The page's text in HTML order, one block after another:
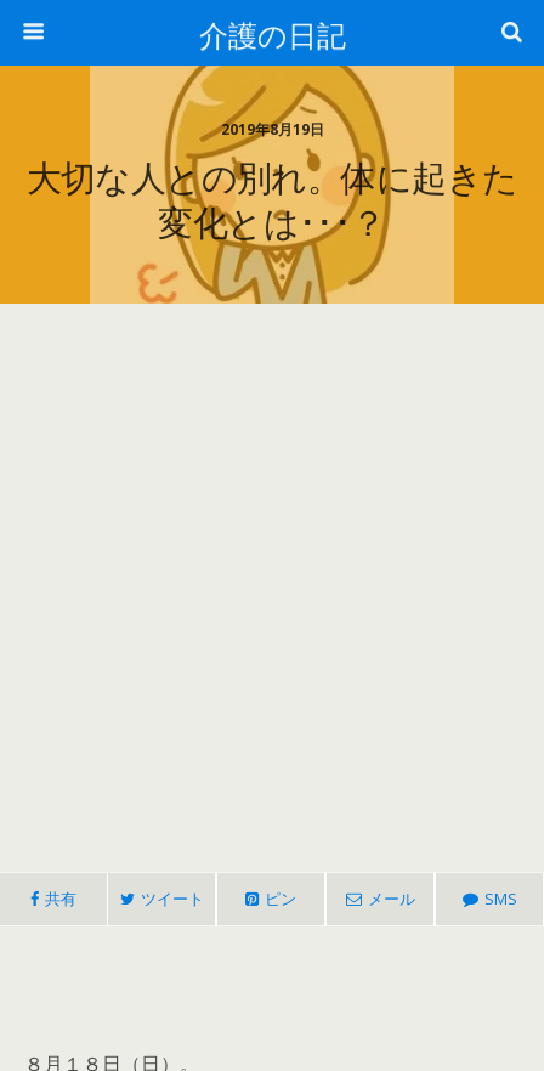
介護の日記
2019年8月19日
大切な人との別れ。体に起きた
変化とは･･･？
共有 ツイート ピン メール SMS
８月１８日（日）。